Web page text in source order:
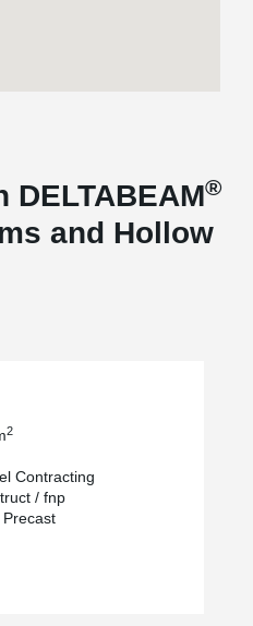
®
and Hollow
2
Contracting
/ fnp
Precast